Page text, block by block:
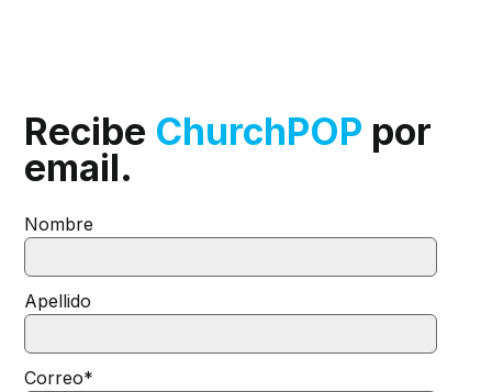
Recibe ChurchPOP por
email.
Nombre
Apellido
Correo*